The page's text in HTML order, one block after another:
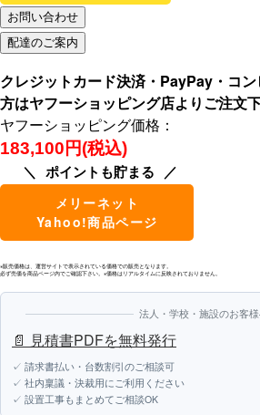
クレジットカード決済・PayPay・コ
方はヤフーショッピング店よりご注文下
ヤフーショッピング価格：
183,100円(税込)
ポイントも貯まる
メリーネット
Yahoo!商品ページ
※販売価格は、運営サイトで表示されている価格での販売となります。
必ず売価を商品ページ内でご確認下さい。※価格はリアルタイムに反映されておりません。
法人・学校・施設のお客
📄 見積書PDFを無料発行
✓ 請求書払い・台数割引のご相談可
✓ 社内稟議・決裁用にご利用ください
✓ 設置工事もまとめてご相談OK